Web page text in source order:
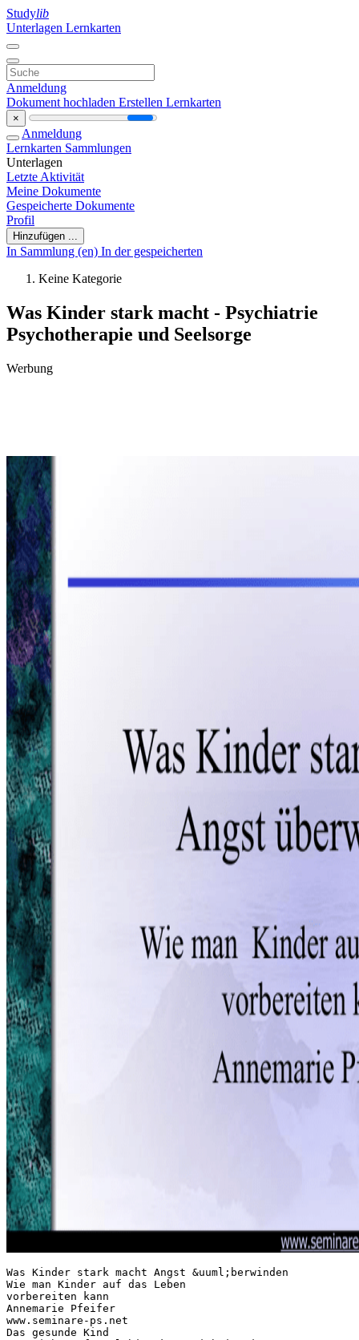
Studylib
Unterlagen Lernkarten
Anmeldung
Dokument hochladen Erstellen Lernkarten
×
Anmeldung
Lernkarten Sammlungen
Unterlagen
Letzte Aktivität
Meine Dokumente
Gespeicherte Dokumente
Profil
Hinzufügen ...
In Sammlung (en) In der gespeicherten
Keine Kategorie
Was Kinder stark macht - Psychiatrie
Psychotherapie und Seelsorge
Werbung
Was Kinder stark macht Angst &uuml;berwinden Wie man Kinder auf das Leben vorbereiten kann Annemarie Pfeifer www.seminare-ps.net Das gesunde Kind • Beziehungsf&auml;hig: kann sich in eine Gruppe eingeben und dabei eine gewisse Eigenst&auml;ndigkeit erhalten. R&uuml;cksichtsnahme, Impulskontrolle. • Arbeitsf&auml;hig: erbringt regelm&auml;ssig die geforderte Leistung, gem&auml;ss seinen Begabungen. • Genussf&auml;hig: kann auch im Alltag Freude empfinden. Dankbarkeit. Entspannung. www.seminare-ps.net Faktoren f&uuml;r die Entwicklung Erbanlagen, K&ouml;rper Umfeld: Familie, Schule Gef&auml;hrdung Eigene Entscheidungen Unbewusste Ziele www.seminare-ps.net Die Ausstattung • Ein grosser Teil der Pers&ouml;nlichkeit ist angeboren: beispielsweise der Grad der &Auml;ngstlichkeit, Intelligenz, Antriebskraft, Wahrnehmung • Zus&auml;tzlich k&ouml;nnen Beeintr&auml;chtigungen entstehen w&auml;hrend Schwangerschaft und Geburt. So leiden 3% der Kinder an einer angeborenen AngstSt&ouml;rung. • K&ouml;rperliche Beeintr&auml;chtigungen haben einen Einfluss auf die Entwicklung des Charakters und auf die Familie. (geh&auml;ufte Scheidungsrate) www.seminare-ps.net Die Umwelt • Geschwisterfolge: Der Platz in der Geschwisterfolge beeinflusst die Charakterbildung. Es gibt keinen idealen oder ung&uuml;nstigen Platz. • Soziales Umfeld: Bildung und Befindlichkeit der Eltern, Erziehungsstil, kultureller Hintergrund, Wohnumfeld, Familienstruktur, Schule • Scheidung: kann auch positive Herausforderung sein, Kind lernt Umgang mit schwierigen Situation, kann auch &Uuml;berforderung sein. • Viele Wechsel: Ortswechsel, Patchworkfamilien www.seminare-ps.net Angst vor Trennung • Abh&auml;ngig vom angeborenen Temperament, in gleicher Familie „mutige und &auml;ngstliche Kinder“ • Alter des Kindes: Geburt erste Trennung, ab 9 Mt. Fremdeln, 18. Mt. Trotzalter, Schul&uuml;bertritt • Art der Bindung zur vermissten Person (&auml;ngstliche Reaktion kann Angst verst&auml;rken • Lebensbedingungen w&auml;hrend der Trennung • Umfeld: Unsicherheitsfaktoren in der Umgebung www.seminare-ps.net Trennungsangst &uuml;berwinden • Sorgf&auml;ltig auf Trennungen vorbereiten: Erkl&auml;ren, wo sich die Eltern aufhalten, evtl. Ort zeigen, f&uuml;r jeden Tag der Abwesenheit ein kleines Tr&ouml;sterli bereitstellen, einen Kalender erstellen mit &Uuml;berraschungen • an mehrere Bezugspersonen gew&ouml;hnen: nicht zu stark an Mutter binden, • sich von Tr&auml;nen nicht zu stark beeindrucken lassen (Vermeidungsverhalten verst&auml;rkt die Angst • Trennungszeiten dosieren: Heimwehkinder trotzdem ein paar Tage allein lassen www.seminare-ps.net Angst vor Dunkelheit • Ab zweiten Lebensjahr wird Trennung von der Bezugsperson erfasst. Schlaf wird als Trennung zur geliebten Person begriffen. • Einschlafphase ist &Uuml;bergang von Tagesaktivit&auml;ten, die nicht immer spannungsfrei verliefen, Angst vor Verlust der Kontrolle. Ordnen der Ereignisse und Sicherheit in den Beziehungen. • Angst vor Albtr&auml;umen www.seminare-ps.net Einschlafangst &uuml;berwinden • Aktivit&auml;tskurve soll ab dem Nachtessen langsam sinken • Festes Abendritual: Abendessen - ruhiges Spiel mit Vater - ausziehen - Z&auml;hne putzen - WC - kurze Geschichte - Zeit zum Ges&uuml;r&auml;ch - Nachtgebet Glas Wasser - Licht l&ouml;schen - kein weiterer Sevice. • Keine Aufmerksamkeit, wenn es wieder aufsteht • Was gewinnt das Kind? Sitzt Mama stundenlang am Bett? Kriegt es eine 2. Geschichte, Essen, TV im Wohnzimmer. „Belohnungen“ abschaffen. • Sicherheit geben: kleines Licht anlassen, T&uuml;re einen Spalt offen halten, Licht in Gang, nicht im Ehebett einnisten lassen www.seminare-ps.net Schulangst • M&ouml;gliche Ursachen: &Uuml;berforderung des Kindes, Qu&auml;len, Verspotten oder Einsch&uuml;chterung durch Mitsch&uuml;ler, zu starker Ehrgeiz der Eltern, psychischer Druck vor Lehrperson, Schulwechsel, Angst vor Versagen, Angst vor Zur&uuml;ckweisung • 3% der Kinder leiden an einer Angstst&ouml;rung www.seminare-ps.net &Uuml;berwinden der Schulangst • Grund der Angst herausfinden: Das Kind soll ausdr&uuml;cken, wovor es genau Angst hat. • Gemeinsam L&ouml;sungswege suchen: Gespr&auml;ch mit der Lehrperson, ein anderes Kind als Unterst&uuml;tzung suchen, Nachhilfeunterricht, Schulwechsel, Anzeige auf Polizei bei Bel&auml;stigung auf dem Heimweg, Hilfen zum Durchsetzen, Handy usw. • Kinder nicht f&uuml;r l&auml;ngere Zeit von der Schule fernhalten www.seminare-ps.net Besondere &Auml;ngste in der Mission • Angst vor Trennung • Angst um die Sicherheit der Eltern • Angst vor Bedrohung durch &Uuml;berf&auml;lle auf der Strasse • Angst vor dem Internat • Angst vor der R&uuml;ckkehr in die Heimat • Nachts Angst vor Einbr&uuml;chen www.seminare-ps.net Angstf&ouml;rdernde Reaktion der Eltern Angst ignorieren Anweisungen und Befehle Nachgeben „Ich bin mit meiner Weisheit am Ende. Ich brauche Stunden, bis mein Kind zur Ruhe kommt. Es macht mich w&uuml;tend, andererseits habe ich Mitleid.“ Vermehrte Hilfen, Service Schelten, abwerten Ohnmachtsgef&uuml;hl auf beiden Seiten www.seminare-ps.net Die sekund&auml;re Neurotisierung Symptome des Kindes, Unsicherheit, Misserfolge, Angst Verst&auml;rkte Symptome, fordert verst&auml;rkten Einsatz der Eltern, Angst wird zu Machtkampf Mangelhaftes Selbstwertgef&uuml;hl, Kampf um Aufmerksamkeit und &Uuml;berlegenheit, Resignation Eltern sehen das Kind als bockig oder hilflos. Reaktion mit Liebe und F&uuml;rsorge aber auch Strenge. Verunsicherung Eltern sind verzweifelt, Ohnmacht, Schwanken zwischen &uuml;berm&auml;ssiger F&uuml;rsorge und Unverst&auml;ndnis, Etikettierung www.seminare-ps.net 1. Inhalt der Angst ausdr&uuml;cken • Angst soll Gesicht erhalten. Wovor f&uuml;rchtet es sich in der Schule? Was k&ouml;nnte ihn die Spinne antun? Was k&ouml;nnte mit Papa geschehen? • Angstbesetzte Situation zeichnen lassen. • Nicht werten oder das Kind als dumm hinstellen, sondern ruhig zuh&ouml;ren. Angst nicht zerreden. www.seminare-ps.net 2. Angst zulassen • Angst geh&ouml;rt zum Leben, ist Ausdruck innerer Spannung. • Kind muss lernen diese Spannung auszuhalten. • Mit jedem Ausweichen w&auml;chst die Angst und sinkt das Vertrauen, dass man die schwierige Situation bew&auml;ltigen k&ouml;nnte. • Mit Hilfe der Eltern schwierige Situation durchstehen. • „In der Welt habt ihr Angst. Aber seid getrost, denn ich habe die Welt &uuml;berwunden.“ www.seminare-ps.net 3. Strategien entwickeln • Mit dem Kind Ideen sammeln, wie es die unangenehme Situation &uuml;berwinden kann. Wenn das Kind Vorschl&auml;ge einbringen kann, sind Machtk&auml;mpfe seltener. Allerdings, beinhaltet dies keine Serviceleistungen der Eltern, sondern Massnahmen, die dem Kind zur Selbst&uuml;&auml;ndigkeit verhelfen. • Wird das Kind von aussen ge&auml;ngstigt, so sind die Eltern f&uuml;r seinen Schutz verantwortlich. • TV-Programm &uuml;berdenken. Heute werden zu allen Tageszeiten ungeeignete Sendungen gebracht, die das Kind &auml;ngstigen k&ouml;nnen. www.seminare-ps.net 4. Machtk&auml;mpfe vermeiden • Manchmal f&uuml;rchtet das Kind, dass es die Macht &uuml;ber die Eltern verlieren k&ouml;nnte. Grund f&uuml;r die Auseinandersetzung ist nicht die Bedrohung, sondern ein Machtkampf. • Steigen Sie aus dem Machtkampf aus. Kein Schelten. Keine Vorw&uuml;rfe, sondern handeln. • Z.B.: das Kind ignorieren, keine Aufmerksamkeit mehr geben, Wohnzimmert&uuml;re abschliessen, Kind weinen lassen, keine Serviceleistungen mehr, Belohnen f&uuml;r gutes Verhalten www.seminare-ps.net 5. Sich gef&uuml;hlsm&auml;ssig abkoppeln • Angst ist ein starkes Gef&uuml;hl, das sich schnell &uuml;bertr&auml;gt. M&uuml;tter &uuml;bernehmen manchmal die Angst des Kindes oder haben sogar mehr Angst als das Kind. • Elternteil sollte versuchen oben zu bleiben, Hoffnung vermitteln, an die Kraft des Kindes glauben. www.seminare-ps.net 6. Von Ehekonflikten fernhalten • Kinder sollten Jugend geniessen und die Sorgen der Erwachsenen nur am Rande tragen m&uuml;ssen. • Ehekonflikte nicht vor Kindern austragen. Diese sind mit Rolle des Schiedsrichters oder Vermittlers &uuml;berfordert. • Sie wollen Vater und Mutter gleichermassen lieben. • Albtr&auml;ume k&ouml;nnen Hinweis auf Ehekonflikte sein. www.seminare-ps.net 7. Eigene Angst bew&auml;ltigen • Auch f&uuml;r Erwachsene ist die Angst ein Teil der Gef&uuml;hlswelt. (Angst vor Verlust / Versagen) • Kinder k&ouml;nnen elterliche Angst nicht lindern • Eigene Angst eingestehen und formulieren. • Hilfe holen wo notwendig: Gespr&auml;ch oder Gebet mit Freundin / Ehepartner, Sicherheitsmassnahmen pr&uuml;fen, Folgen bei schlimmst m&ouml;glicher Situation bedenken. • Vertrauen auf Gott &uuml;ben, lesen wie Gott Menschen in schwierigen Situationen begleitet und tr&ouml;stet. www.seminare-ps.net Verarbeiten von gef&auml;hrlichen Situationen • Stressreaktionen sind normal: sich geistlich nicht unter Druck setzen, keine zu hohen Erwartungen an sich stellen • Kinder von m&ouml;glichen &Uuml;berreaktionen in Kenntnis setzen, Verantwortung &uuml;bernehmen, &Uuml;berreaktion bereinigen • von Schuldgef&uuml;hlen entlasten, nicht pers&ouml;nlich gemeint • Parentalisierung vermeiden: Kinder nicht zu sehr belasten, nicht Ehemannersatz. • Aufgaben verteilen: Was k&ouml;nnte ein Kind zus&auml;tzlich &uuml;bernehmen, wenn Papa weg ist? • An bestimmten Zeiten f&uuml;reinander beten www.seminare-ps.net Gef&auml;hrliche Situationen (2) • Notfallszenario entwerfen: um Hilfe rufen, ganz still sein, Wundenpflege, Nein-sagen lernen, Besitz weggeben • Sicherheitsrichtlinien: Kleidung, Ausgehzeiten, Gef&auml;hrliche Orte meiden, nicht allein sein • Kinder ermutigen: St&auml;rken f&ouml;rdern, Botschaft: Du-kannst-es • Alle unter Gottes Schutz stellen • V&auml;ter einbinden: &Auml;ngste ernst nehmen, zuh&ouml;ren, verstehen, tr&ouml;sten. • Oasen schaffen: Urlaub an sicherem Ort, Heimaturlaub, Versetzung, Sicheres Wohnumfeld www.seminare-ps.net &Uuml;berleben als Eltern • Die pers&ouml;nlichen Reserven auff&uuml;llen: Sich etwas Besonderes g&ouml;nn